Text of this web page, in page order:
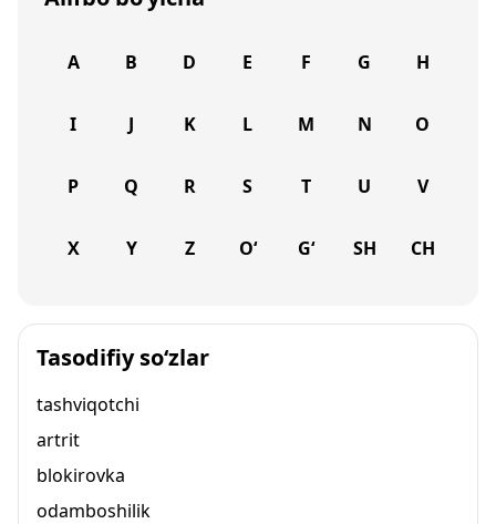
A B D E F G H
I J K L M N O
P Q R S T U V
X Y Z O‘ G‘ SH CH
Tasodifiy so‘zlar
tashviqotchi
artrit
blokirovka
odamboshilik